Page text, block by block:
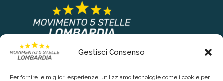
Gestisci Consenso
Per fornire le migliori esperienze, utilizziamo tecnologie come i cookie per
COLLEGAMENTI PRINCIPALI